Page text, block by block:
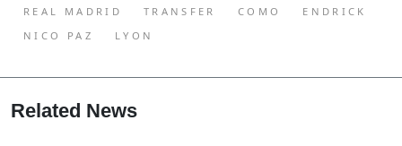
REAL MADRID TRANSFER COMO
ENDRICK
NICO PAZ
LYON
Related News